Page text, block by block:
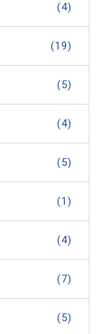
(4)
(19)
(5)
(4)
(5)
(1)
(4)
(7)
(5)